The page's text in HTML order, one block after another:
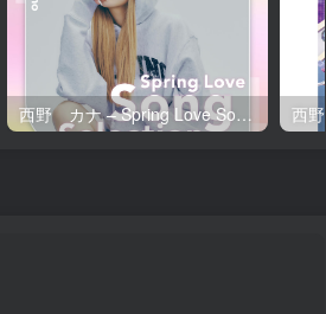
西野 カナ – Spring Love Song Selection【44.1kHz／16bit】日本区